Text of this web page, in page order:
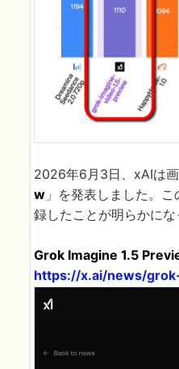
2026年6月3日、xAIは
w 」を発表しました。
録したことが明らかにな
Grok Imagine 1.5
https://x.ai/news/